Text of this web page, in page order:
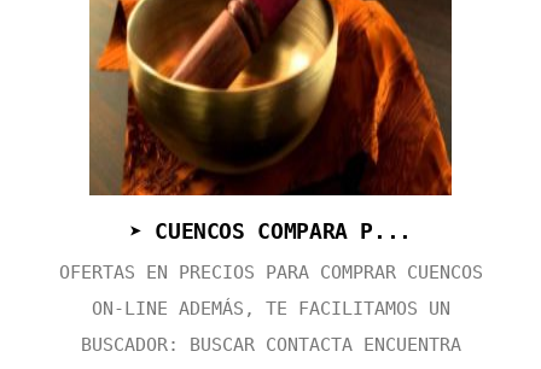
➤ CUENCOS COMPARA P...
OFERTAS EN PRECIOS PARA COMPRAR CUENCOS
ON-LINE ADEMÁS, TE FACILITAMOS UN
BUSCADOR: BUSCAR CONTACTA ENCUENTRA